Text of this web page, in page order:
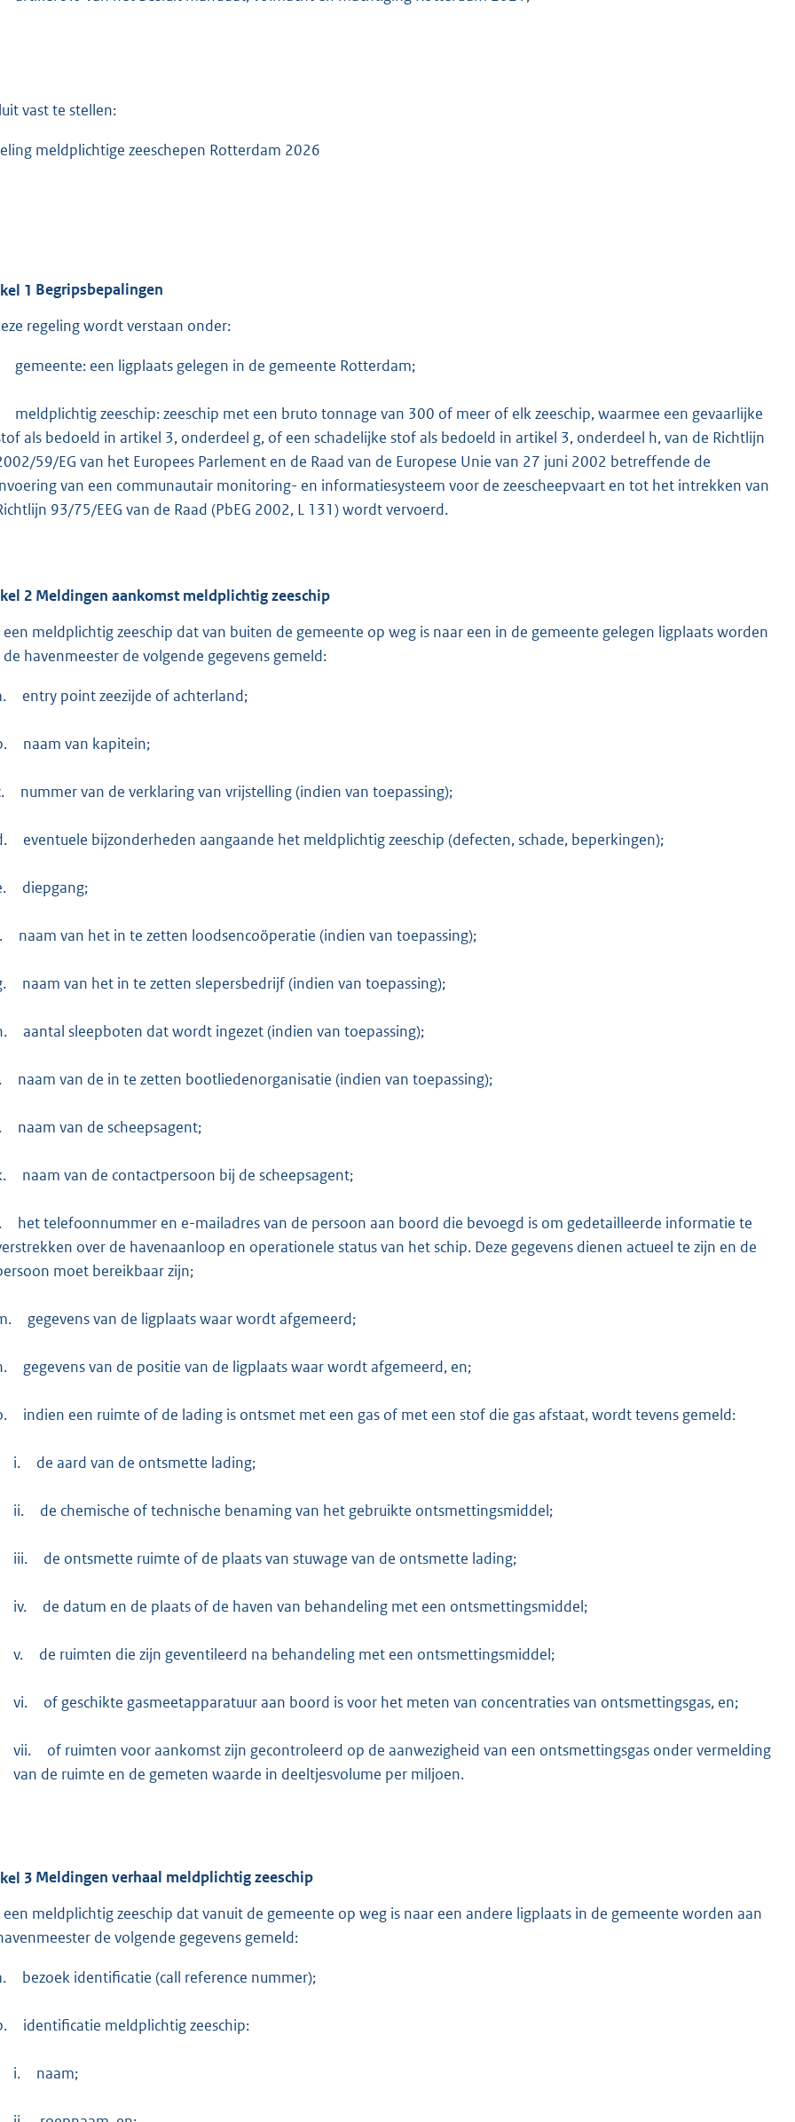
vast te stellen:
meldplichtige zeeschepen Rotterdam 2026
1 Begripsbepalingen
regeling wordt verstaan onder:
gemeente: een ligplaats gelegen in de gemeente Rotterdam;
meldplichtig zeeschip: zeeschip met een bruto tonnage van 300 of meer of elk zeeschip, waarmee een gevaarlijke
als bedoeld in artikel 3, onderdeel g, of een schadelijke stof als bedoeld in artikel 3, onderdeel h, van de Richtlijn
59/EG van het Europees Parlement en de Raad van de Europese Unie van 27 juni 2002 betreffende de
van een communautair monitoring- en informatiesysteem voor de zeescheepvaart en tot het intrekken van
93/75/EEG van de Raad (PbEG 2002, L 131) wordt vervoerd.
2 Meldingen aankomst meldplichtig zeeschip
een meldplichtig zeeschip dat van buiten de gemeente op weg is naar een in de gemeente gelegen ligplaats worden
de havenmeester de volgende gegevens gemeld:
entry point zeezijde of achterland;
naam van kapitein;
nummer van de verklaring van vrijstelling (indien van toepassing);
eventuele bijzonderheden aangaande het meldplichtig zeeschip (defecten, schade, beperkingen);
diepgang;
naam van het in te zetten loodsencoöperatie (indien van toepassing);
naam van het in te zetten slepersbedrijf (indien van toepassing);
aantal sleepboten dat wordt ingezet (indien van toepassing);
naam van de in te zetten bootliedenorganisatie (indien van toepassing);
naam van de scheepsagent;
naam van de contactpersoon bij de scheepsagent;
het telefoonnummer en e-mailadres van de persoon aan boord die bevoegd is om gedetailleerde informatie te
over de havenaanloop en operationele status van het schip. Deze gegevens dienen actueel te zijn en de
moet bereikbaar zijn;
gegevens van de ligplaats waar wordt afgemeerd;
gegevens van de positie van de ligplaats waar wordt afgemeerd, en;
indien een ruimte of de lading is ontsmet met een gas of met een stof die gas afstaat, wordt tevens gemeld:
i. de aard van de ontsmette lading;
ii. de chemische of technische benaming van het gebruikte ontsmettingsmiddel;
iii. de ontsmette ruimte of de plaats van stuwage van de ontsmette lading;
iv. de datum en de plaats of de haven van behandeling met een ontsmettingsmiddel;
v. de ruimten die zijn geventileerd na behandeling met een ontsmettingsmiddel;
vi. of geschikte gasmeetapparatuur aan boord is voor het meten van concentraties van ontsmettingsgas, en;
vii.
of ruimten voor aankomst zijn gecontroleerd op de aanwezigheid van een ontsmettingsgas onder vermelding
van de ruimte en de gemeten waarde in deeltjesvolume per miljoen.
3 Meldingen verhaal meldplichtig zeeschip
een meldplichtig zeeschip dat vanuit de gemeente op weg is naar een andere ligplaats in de gemeente worden aan
de volgende gegevens gemeld:
bezoek identificatie (call reference nummer);
identificatie meldplichtig zeeschip:
i. naam;